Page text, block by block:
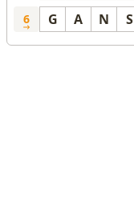
6 G A N S